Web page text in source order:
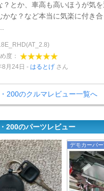
？とか、車高も高いほうが気を
かな？など本当に気楽に付き
度：
月24日
はるとげ さん
200のクルマレビュー一覧へ
200のパーツレビュー
デモカーパー